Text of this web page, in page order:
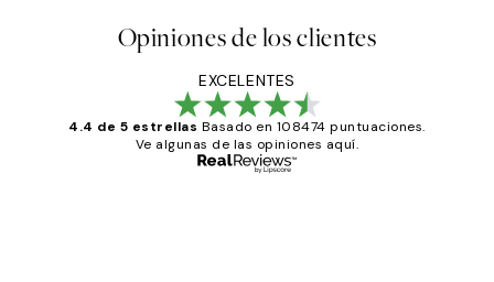
Opiniones de los clientes
EXCELENTES
4.4 de 5 estrellas Basado en 108474 puntuaciones.
Ve algunas de las opiniones aquí.